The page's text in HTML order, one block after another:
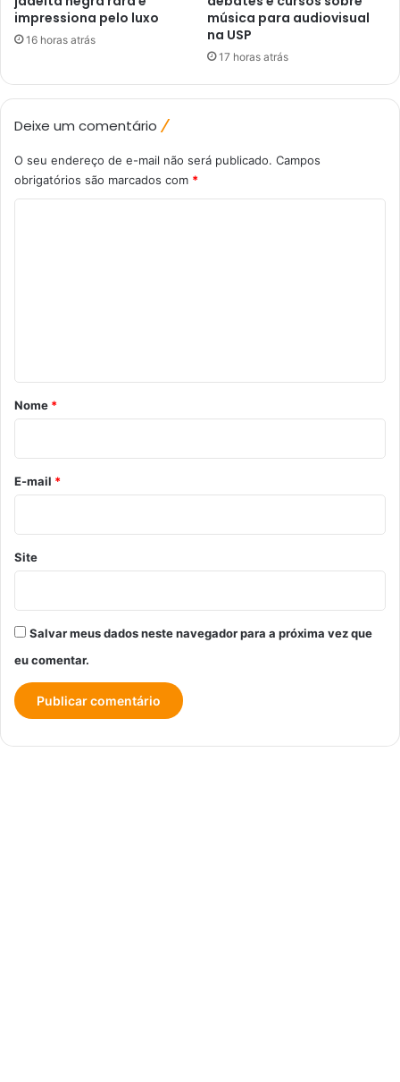
impressiona pelo luxo
16 horas atrás
música para audiovisual
na USP
17 horas atrás
Deixe um comentário
O seu endereço de e-mail não será publicado. Campos
obrigatórios são marcados com *
r
o
*
Nome *
E-mail *
Site
Salvar meus dados neste navegador para a próxima vez que
eu comentar.